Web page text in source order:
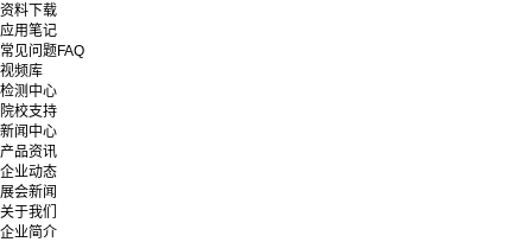
资料下载
应用笔记
常见问题FAQ
视频库
检测中心
院校支持
新闻中心
产品资讯
企业动态
展会新闻
关于我们
企业简介